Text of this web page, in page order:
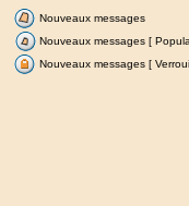
Nouveaux messages
Nouveaux messages [
Nouveaux messages [